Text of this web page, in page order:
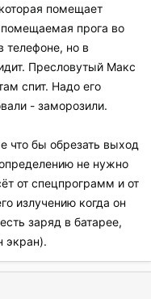
помещает
прога во
телефоне, но в
Пресловутый Макс
спит. Надо его
- заморозили.
что бы обрезать выход
не нужно
от спецпрограмм и от
излучению когда он
заряд в батарее,
экран).